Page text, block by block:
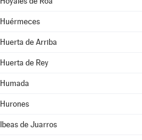
Huérmeces
Huerta de Arriba
Huerta de Rey
Humada
Hurones
Ibeas de Juarros